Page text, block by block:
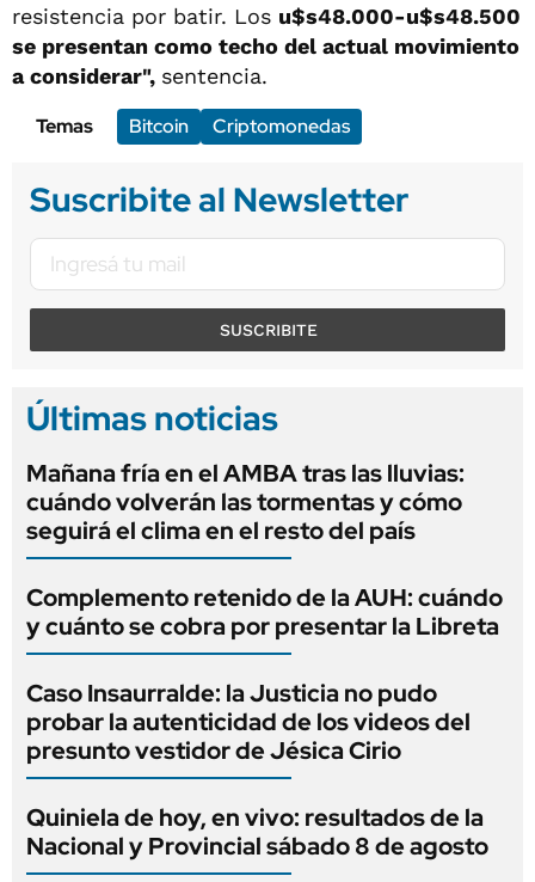
resistencia por batir. Los u$s48.000-u$s48.500
se presentan como techo del actual movimiento
a considerar", sentencia.
Temas
Bitcoin Criptomonedas
Suscribite al Newsletter
SUSCRIBITE
Últimas noticias
Mañana fría en el AMBA tras las lluvias:
cuándo volverán las tormentas y cómo
seguirá el clima en el resto del país
Complemento retenido de la AUH: cuándo
y cuánto se cobra por presentar la Libreta
Caso Insaurralde: la Justicia no pudo
probar la autenticidad de los videos del
presunto vestidor de Jésica Cirio
Quiniela de hoy, en vivo: resultados de la
Nacional y Provincial sábado 8 de agosto